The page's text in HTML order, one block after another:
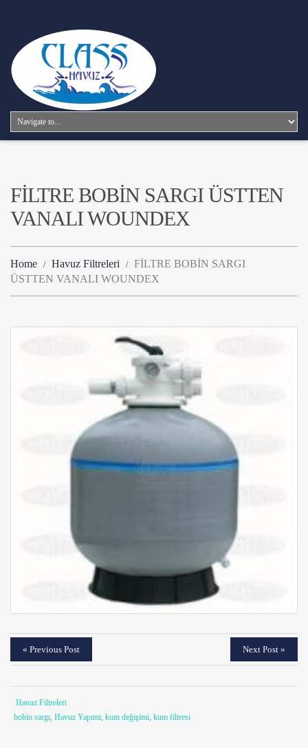
FİLTRE BOBİN SARGI ÜSTTEN
VANALI WOUNDEX
Home Havuz Filtreleri
FİLTRE BOBİN SARGI
ÜSTTEN VANALI WOUNDEX
« Previous Post Next Post »
Havuz Filtreleri
bobin sargı, Havuz Yapımı, kum değişimi, kum filtresi